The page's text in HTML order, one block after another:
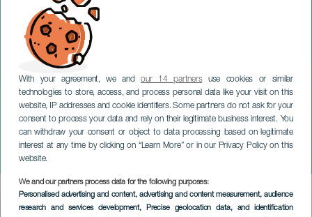
With your agreement, we andour 14 partnersuse cookies or similar
technologies to store, access, and process personal data like your visit on this
website, IP addresses and cookie identifiers. Some partners do not ask for your
consent to process your data and rely on their legitimate business interest. You
can withdraw your consent or object to data processing based on legitimate
interest at any time by clicking on “Learn More” or in our Privacy Policy on this
website.
We and our partners process data for the following purposes:
Personalised advertising and content, advertising and content measurement, audience
research and services development, Precise geolocation data, and identification
Heavy Weather
TENERIFE
Imagen
Listado